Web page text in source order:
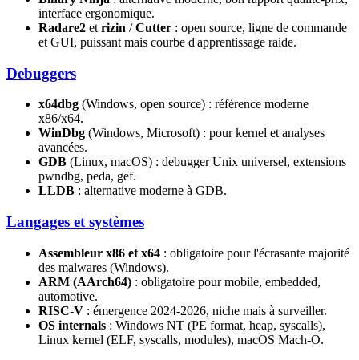
interface ergonomique.
Radare2 et rizin /Cutter : open source, ligne de commande
et GUI, puissant mais courbe d'apprentissage raide.
Debuggers
x64dbg (Windows, open source) : référence moderne
x86/x64.
WinDbg (Windows, Microsoft) : pour kernel et analyses
avancées.
GDB (Linux, macOS) : debugger Unix universel, extensions
pwndbg, peda, gef.
LLDB : alternative moderne à GDB.
Langages et systèmes
Assembleur x86 et x64 : obligatoire pour l'écrasante majorité
des malwares (Windows).
ARM (AArch64) : obligatoire pour mobile, embedded,
automotive.
RISC-V : émergence 2024-2026, niche mais à surveiller.
OS internals : Windows NT (PE format, heap, syscalls),
Linux kernel (ELF, syscalls, modules), macOS Mach-O.